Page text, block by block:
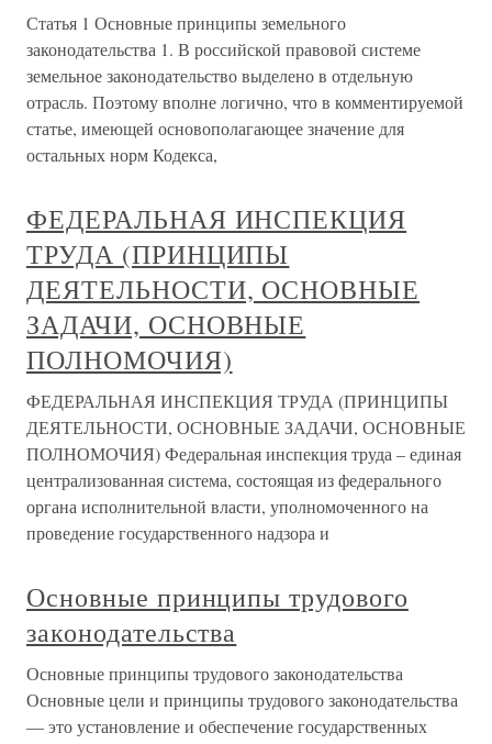
Статья 1 Основные принципы земельного
законодательства 1. В российской правовой системе
земельное законодательство выделено в отдельную
отрасль. Поэтому вполне логично, что в комментируемой
статье, имеющей основополагающее значение для
остальных норм Кодекса,
ФЕДЕРАЛЬНАЯ ИНСПЕКЦИЯ
ТРУДА (ПРИНЦИПЫ
ДЕЯТЕЛЬНОСТИ, ОСНОВНЫЕ
ЗАДАЧИ, ОСНОВНЫЕ
ПОЛНОМОЧИЯ)
ФЕДЕРАЛЬНАЯ ИНСПЕКЦИЯ ТРУДА (ПРИНЦИПЫ
ДЕЯТЕЛЬНОСТИ, ОСНОВНЫЕ ЗАДАЧИ, ОСНОВНЫЕ
ПОЛНОМОЧИЯ) Федеральная инспекция труда – единая
централизованная система, состоящая из федерального
органа исполнительной власти, уполномоченного на
проведение государственного надзора и
Основные принципы трудового
законодательства
Основные принципы трудового законодательства
Основные цели и принципы трудового законодательства
— это установление и обеспечение государственных